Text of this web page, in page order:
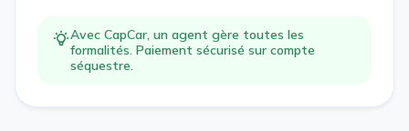
Avec CapCar, un agent gère toutes les
formalités. Paiement sécurisé sur compte
séquestre.